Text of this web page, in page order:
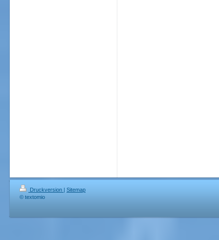
Druckversion | Sitemap
© textomio